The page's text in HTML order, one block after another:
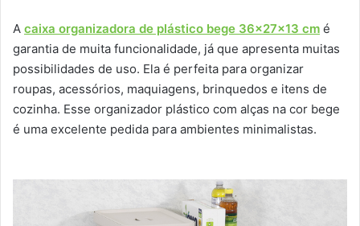
A caixa organizadora de plástico bege 36x27x13 cm é
garantia de muita funcionalidade, já que apresenta muitas
possibilidades de uso. Ela é perfeita para organizar
roupas, acessórios, maquiagens, brinquedos e itens de
cozinha. Esse organizador plástico com alças na cor bege
é uma excelente pedida para ambientes minimalistas.